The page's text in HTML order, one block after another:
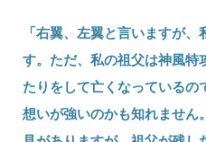
「右翼、左翼と言いますが
す。ただ、私の祖父は神風特
たりをして亡くなっているの
想いが強いのかも知れません